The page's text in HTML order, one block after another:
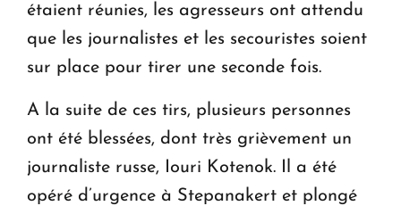
étaient réunies, les agresseurs ont attendu
que les journalistes et les secouristes soient
sur place pour tirer une seconde fois.
A la suite de ces tirs, plusieurs personnes
ont été blessées, dont très grièvement un
journaliste russe, Iouri Kotenok. Il a été
opéré d’urgence à Stepanakert et plongé